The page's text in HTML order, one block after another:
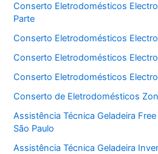
Conserto Eletrodomésticos
Parte
Conserto Eletrodomésticos
Conserto Eletrodomésticos
Conserto Eletrodomésticos
Conserto de Eletrodomésticos
Assistência Técnica Geladeira
São Paulo
Assistência Técnica Geladeira